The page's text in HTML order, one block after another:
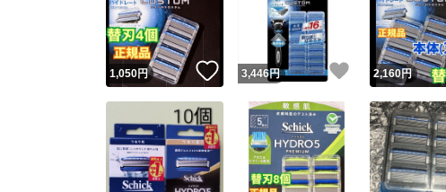
1,050円 いいね！
3,446円 いいね！
2,160円